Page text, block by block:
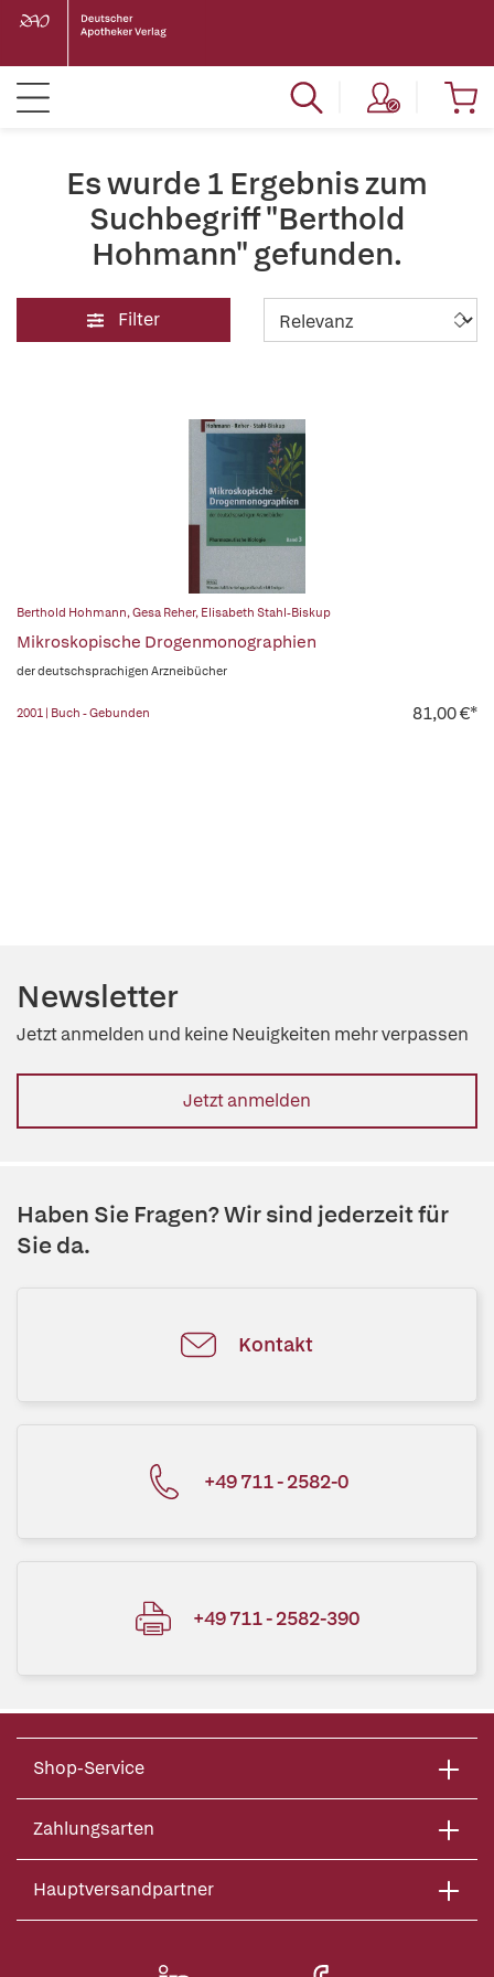
Es wurde 1 Ergebnis zum
Suchbegriff "Berthold
Hohmann" gefunden.
Filter
Berthold Hohmann,Gesa Reher, Elisabeth Stahl-Biskup
Mikroskopische Drogenmonographien
der deutschsprachigen Arzneibücher
2001 | Buch - Gebunden 81,00 €*
Newsletter
Jetzt anmelden und keine Neuigkeiten mehr verpassen
Jetzt anmelden
Haben Sie Fragen? Wir sind jederzeit für
Sie da.
Kontakt
+49 711 - 2582-0
+49 711 - 2582-390
Shop-Service
Zahlungsarten
Hauptversandpartner